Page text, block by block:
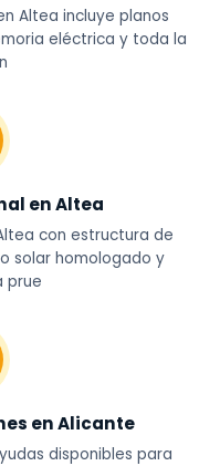
Altea incluye planos
eléctrica y toda la
en Altea
con estructura de
solar homologado y
prue
en Alicante
disponibles para